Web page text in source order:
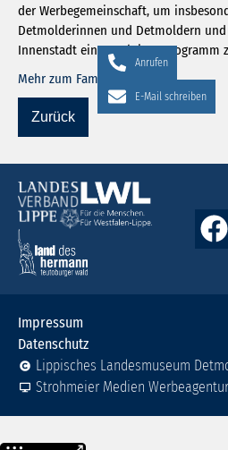
der Werbegemeinschaft, um
Detmolderinnen und Detmoldern
Innenstadt ein attraktives Programm
Mehr zum Familiensamstag
Lippisches Landesmuseum
Strohmeier Medien Werbeagentur
Impressum
Datenschutz
Anrufen
E-Mail schreiben